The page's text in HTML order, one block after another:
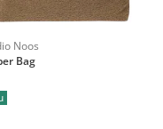
Noos
Bag